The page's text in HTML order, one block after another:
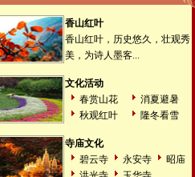
香山红叶
香山红叶，历史悠久，壮观秀
美，为诗人墨客...
文化活动
春赏山花
消夏避暑
秋观红叶
隆冬看雪
寺庙文化
碧云寺
永安寺
昭庙